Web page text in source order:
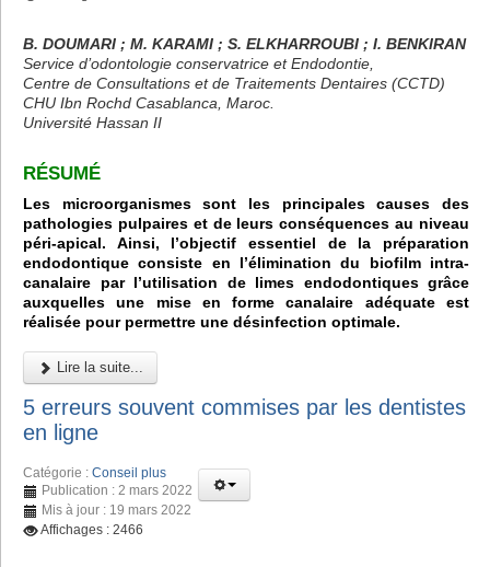
B. DOUMARI ; M. KARAMI ; S. ELKHARROUBI ; I. BENKIRAN
Service d’odontologie conservatrice et Endodontie,
Centre de Consultations et de Traitements Dentaires (CCTD)
CHU Ibn Rochd Casablanca, Maroc.
Université Hassan II
RÉSUMÉ
Les microorganismes sont les principales causes des
pathologies pulpaires et de leurs conséquences au niveau
péri-apical. Ainsi, l’objectif essentiel de la préparation
endodontique consiste en l’élimination du biofilm intra-
canalaire par l’utilisation de limes endodontiques grâce
auxquelles une mise en forme canalaire adéquate est
réalisée pour permettre une désinfection optimale.
Lire la suite...
5 erreurs souvent commises par les dentistes
en ligne
Catégorie : Conseil plus
Publication : 2 mars 2022
Mis à jour : 19 mars 2022
Affichages : 2466